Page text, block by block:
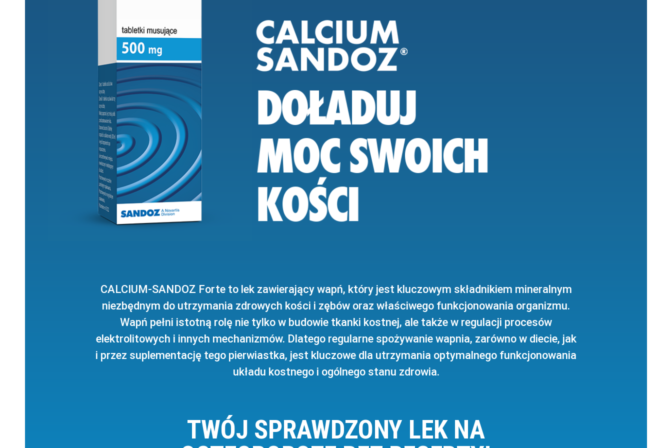
CALCIUM-SANDOZ Forte to lek zawierający wapń, który jest kluczowym składnikiem mineralnym
niezbędnym do utrzymania zdrowych kości i zębów oraz właściwego funkcjonowania organizmu.
Wapń pełni istotną rolę nie tylko w budowie tkanki kostnej, ale także w regulacji procesów
elektrolitowych i innych mechanizmów. Dlatego regularne spożywanie wapnia, zarówno w diecie, jak
i przez suplementację tego pierwiastka, jest kluczowe dla utrzymania optymalnego funkcjonowania
układu kostnego i ogólnego stanu zdrowia.
TWÓJ SPRAWDZONY LEK NA